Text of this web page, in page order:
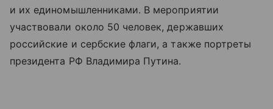
и их единомышленниками. В мероприятии
участвовали около 50 человек, державших
российские и сербские флаги, а также портреты
президента РФ Владимира Путина.